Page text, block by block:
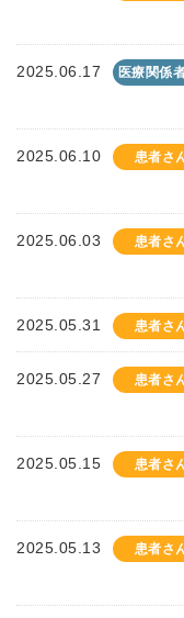
2025.06.17 医療関係
2025.06.10 患者さ
2025.06.03 患者さ
2025.05.31 患者さ
2025.05.27 患者さ
2025.05.15 患者さ
2025.05.13 患者さ